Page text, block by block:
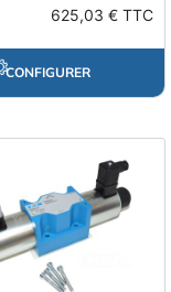
625,03 € TTC
CONFIGURER